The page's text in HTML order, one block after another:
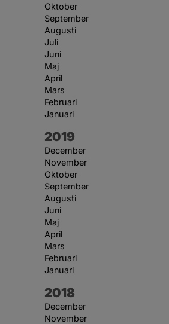
Oktober
September
Augusti
Juli
Juni
Maj
April
Mars
Februari
Januari
År:
2019
December
November
Oktober
September
Augusti
Juni
Maj
April
Mars
Februari
Januari
År:
2018
December
November